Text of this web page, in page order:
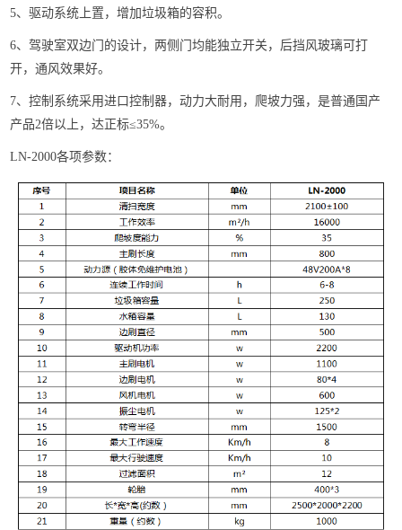
5、驱动系统上置，增加垃圾箱的容积。
6、驾驶室双边门的设计，两侧门均能独立开关，后挡风玻璃可打
开，通风效果好。
7、控制系统采用进口控制器，动力大耐用，爬坡力强，是普通国产
产品2倍以上，达正标≤35%。
LN-2000各项参数：